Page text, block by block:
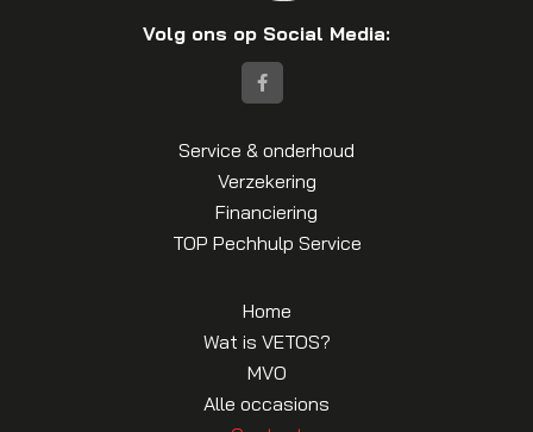
Volg ons op Social Media:
Service & onderhoud
Verzekering
Financiering
TOP Pechhulp Service
Home
Wat is VETOS?
MVO
Alle occasions